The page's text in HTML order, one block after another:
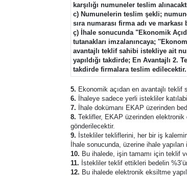
karşılığı numuneler teslim
c) Numunelerin teslim şekli;
sıra numarası firma adı ve
ç) İhale sonucunda "Ekonomik
tutanakları imzalanıncaya;
avantajlı teklif sahibi istekliye ait
yapıldığı takdirde; En Avantajlı 2.
takdirde firmalara teslim edilecektir.
5. Ekonomik açıdan en avantajlı teklif
6.
İhaleye sadece yerli istekliler
7.
İhale dokümanı EKAP üzerinden
8. Teklifler, EKAP üzerinden
gönderilecektir.
9. İstekliler tekliflerini, her bir iş
İhale sonucunda, üzerine ihale
10. Bu ihalede, işin tamamı için teklif
11. İstekliler teklif ettikleri bedelin
12. Bu ihalede elektronik eksiltme